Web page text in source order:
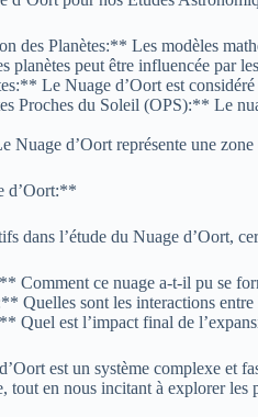
des Planètes:** Les modèles
planètes peut être influencée par
Le Nuage d’Oort est considéré
Proches du Soleil (OPS):** Le
d’Oort représente une
d’Oort:**
dans l’étude du Nuage d’Oort,
Comment ce nuage a-t-il pu se
Quelles sont les interactions
Quel est l’impact final de
est un système complexe et
tout en nous incitant à explorer les